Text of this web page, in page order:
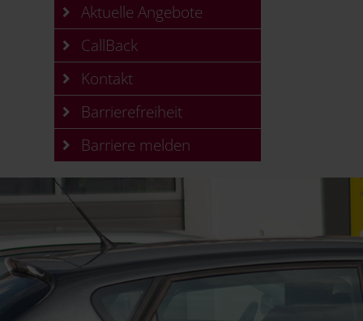
Aktuelle Angebote
CallBack
Kontakt
Barrierefreiheit
Barriere melden